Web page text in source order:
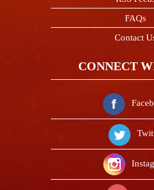
FAQs
Contact
CONNECT